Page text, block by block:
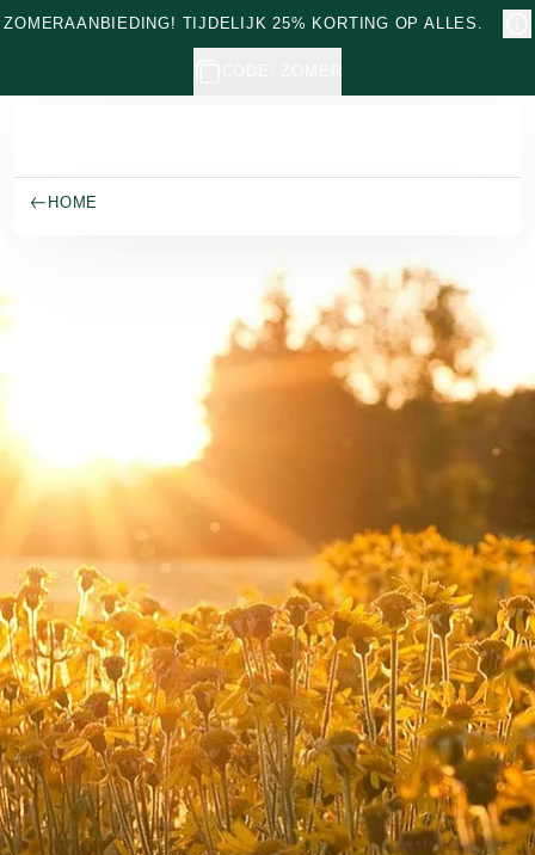
Naar hoofdinhoud gaan
ZOMERAANBIEDING! TIJDELIJK 25% KORTING OP ALLES.
HOME